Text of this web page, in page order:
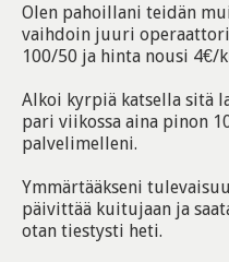
Olen pahoillani teidän
vaihdoin juuri
100/50 ja hinta nousi 4€/
Alkoi kyrpiä katsella sitä
pari viikossa aina pinon
palvelimelleni.
Ymmärtääkseni
päivittää kuitujaan ja
otan tiestysti heti.